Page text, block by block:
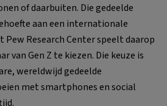
of daarbuiten. Die gedeelde
aan een internationale
Research Center speelt daarop
van Gen Z te kiezen. Die keuze is
wereldwijd gedeelde
met smartphones en social